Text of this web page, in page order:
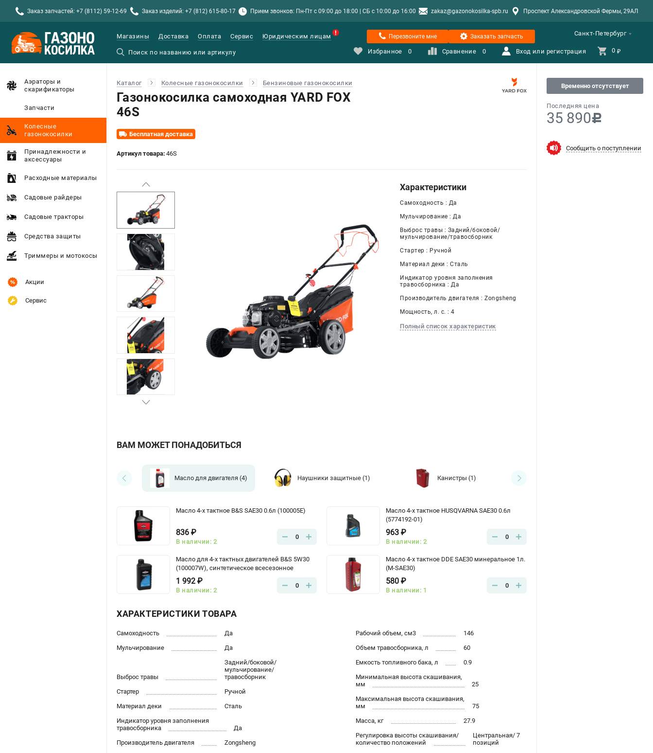
Заказ запчастей: +7 (8112) 59-12-69 Заказ изделий: +7 (812) 615-80-17 Прием звонков: Пн-Пт с 09:00 до 18:00 | СБ с 10:00 до 16:00 zakaz@gazonokosilka-spb.ru Проспект Александровской Фермы, 29АЛ
Санкт-Петербург
Магазины Доставка Оплата Сервис Юридическим лицам Перезвоните мне Заказать запчасть
Избранное 0 Сравнение 0 Вход или регистрация 0 ₽
Аэраторы и
скарификаторы
Запчасти
Колесные
газонокосилки
Принадлежности и
аксессуары
Расходные материалы
Садовые райдеры
Садовые тракторы
Средства защиты
Триммеры и мотокосы
Акции
Сервис
Каталог Колесные газонокосилки Бензиновые газонокосилки
Газонокосилка самоходная YARD FOX
46S
Бесплатная доставка
Артикул товара: 46S
Временно отсутствует
Последняя цена
35 890c
Сообщить о поступлении
Характеристики
Самоходность : Да
Мульчирование : Да
Выброс травы : Задний/боковой/
мульчирование/травосборник
Стартер : Ручной
Материал деки : Сталь
Индикатор уровня заполнения
травосборника : Да
Производитель двигателя : Zongsheng
Мощность, л. с. : 4
Полный список характеристик
ВАМ МОЖЕТ ПОНАДОБИТЬСЯ
Масло для двигателя(4) Наушники защитные(1) Канистры (1)
Масло 4-х тактное B&S SAE30 0.6л (100005E)
836 ₽
В наличии: 2
0
Масло 4-х тактное HUSQVARNA SAE30 0.6л
(5774192-01)
963 ₽
В наличии: 2
0
Масло для 4-х тактных двигателей B&S 5W30
(100007W), синтетическое всесезонное
1 992 ₽
В наличии: 2
0
Масло 4-х тактное DDE SAE30 минеральное 1л.
(M-SAE30)
580 ₽
В наличии: 1
0
ХАРАКТЕРИСТИКИ ТОВАРА
Самоходность
Да
Мульчирование
Да
Выброс травы
Задний/боковой/
мульчирование/
травосборник
Стартер
Ручной
Материал деки
Сталь
Индикатор уровня заполнения
травосборника
Да
Производитель двигателя
Zongsheng
Рабочий объем, см3
146
Объем травосборника, л
60
Емкость топливного бака, л
0.9
Минимальная высота скашивания,
мм
25
Максимальная высота скашивания,
мм
75
Масса, кг
27.9
Регулировка высоты скашивания/
количество положений
Центральная/ 7
позиций